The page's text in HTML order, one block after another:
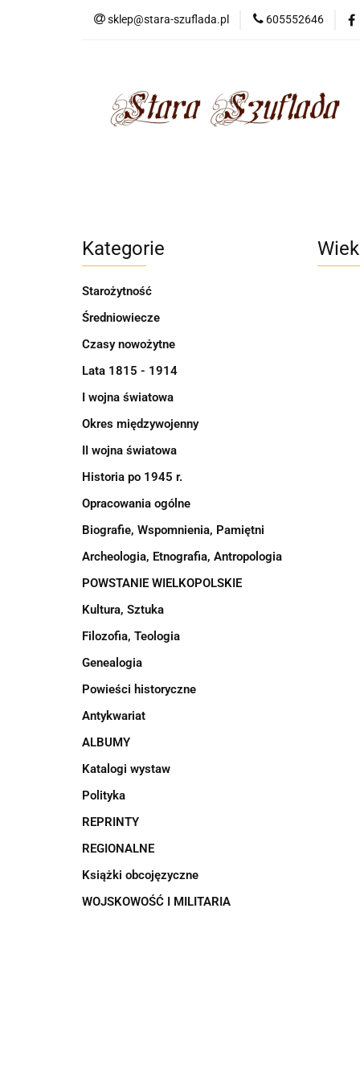
sklep@stara-szuflada.pl 605552646
NOWOŚCI
Kategorie
Starożytność
Średniowiecze
Czasy nowożytne
Lata 1815 - 1914
I wojna światowa
Okres międzywojenny
II wojna światowa
Historia po 1945 r.
Opracowania ogólne
Biografie, Wspomnienia, Pamiętni
Archeologia, Etnografia, Antropologia
POWSTANIE WIELKOPOLSKIE
Kultura, Sztuka
Filozofia, Teologia
Genealogia
Powieści historyczne
Antykwariat
ALBUMY
Katalogi wystaw
Polityka
REPRINTY
REGIONALNE
Książki obcojęzyczne
WOJSKOWOŚĆ I MILITARIA